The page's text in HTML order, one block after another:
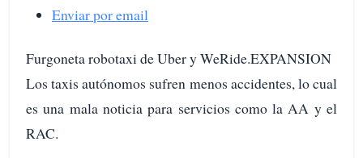
Enviar por email
Furgoneta robotaxi de Uber y WeRide.EXPANSION
Los taxis autónomos sufren menos accidentes, lo cual
es una mala noticia para servicios como la AA y el
RAC.